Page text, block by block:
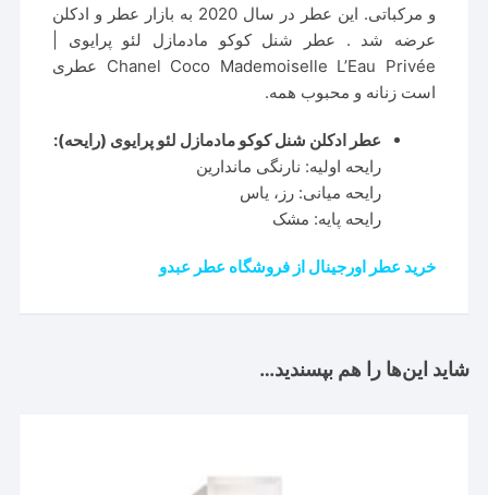
و مرکباتی. این عطر در سال 2020 به بازار عطر و ادکلن
عرضه شد . عطر شنل کوکو مادمازل لئو پرایوی |
Chanel Coco Mademoiselle L’Eau Privée عطری
است زنانه و محبوب همه.
عطر ادکلن شنل کوکو مادمازل لئو پرایوی (رایحه):
رایحه اولیه: نارنگی ماندارین
رایحه میانی: رز،‌ یاس
رایحه پایه: مشک
خرید عطر اورجینال از فروشگاه عطر عبدو
شاید این‌ها را هم بپسندید…